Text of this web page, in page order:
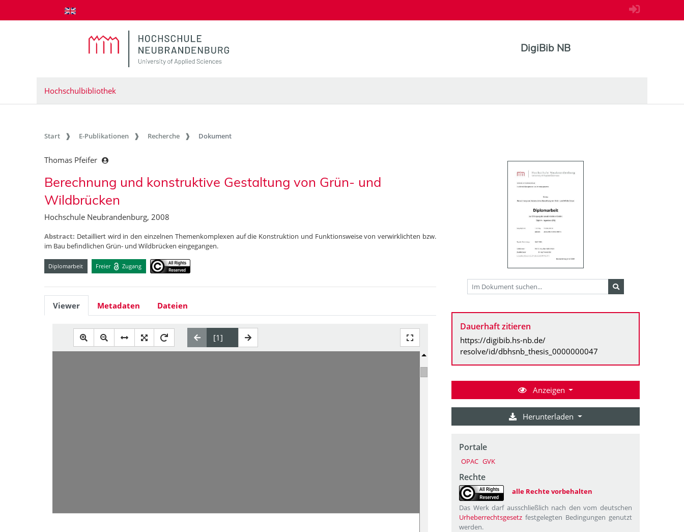
zum Inhalt springen
DigiBib NB
Hochschulbibliothek
Start E-Publikationen Recherche Dokument
Thomas Pfeifer
Berechnung und konstruktive Gestaltung von Grün- und
Wildbrücken
Hochschule Neubrandenburg, 2008
Abstract: Detailliert wird in den einzelnen Themenkomplexen auf die Konstruktion und Funktionsweise von verwirklichten bzw.
im Bau befindlichen Grün- und Wildbrücken eingegangen.
Diplomarbeit Freier Zugang
Viewer Metadaten Dateien
Dauerhaft zitieren
https://digibib.hs-nb.de/
resolve/id/dbhsnb_thesis_0000000047
Anzeigen
Herunterladen
Portale
OPAC GVK
Rechte
alle Rechte vorbehalten
Das Werk darf ausschließlich nach den vom deutschen
Urheberrechtsgesetz festgelegten Bedingungen genutzt
werden.